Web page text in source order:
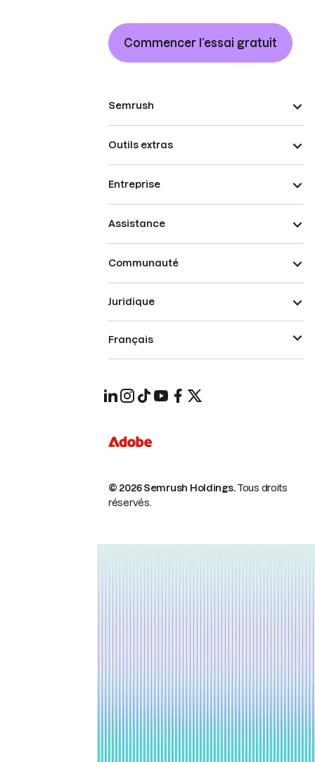
Commencer l’essai gratuit
Semrush
Outils extras
Entreprise
Assistance
Communauté
© 2026 Semrush Holdings.Tous droits
réservés.
Juridique
Français